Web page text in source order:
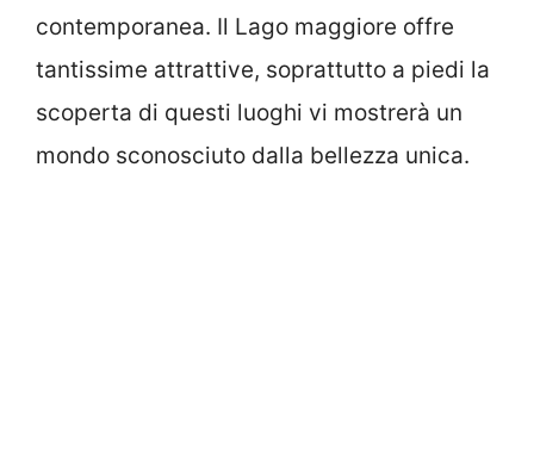
contemporanea. Il Lago maggiore offre
tantissime attrattive, soprattutto a piedi la
scoperta di questi luoghi vi mostrerà un
mondo sconosciuto dalla bellezza unica.